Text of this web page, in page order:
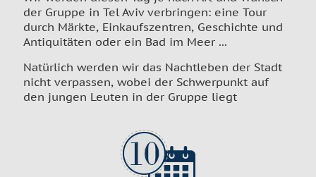
der Gruppe in Tel Aviv verbringen: eine Tour
durch Märkte, Einkaufszentren, Geschichte und
Antiquitäten oder ein Bad im Meer ...
Natürlich werden wir das Nachtleben der Stadt
nicht verpassen, wobei der Schwerpunkt auf
den jungen Leuten in der Gruppe liegt